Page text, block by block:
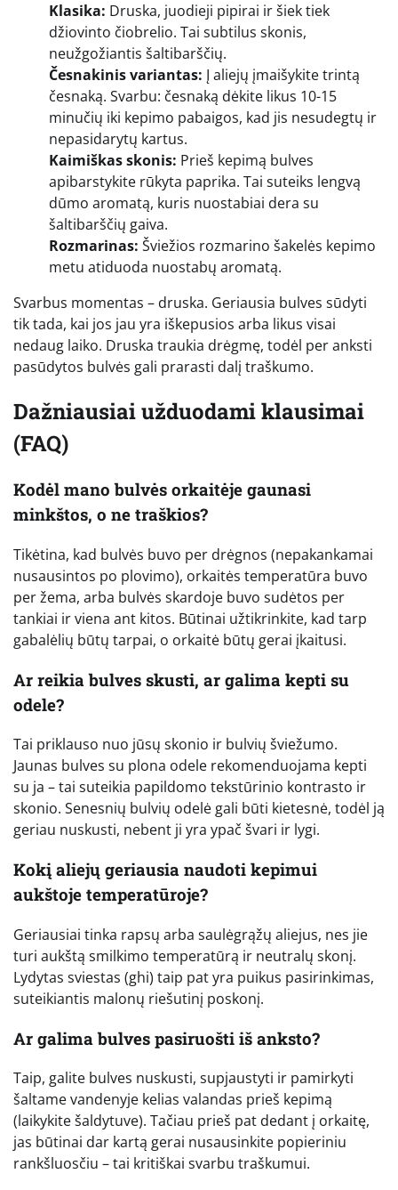
Klasika: Druska, juodieji pipirai ir šiek tiek
džiovinto čiobrelio. Tai subtilus skonis,
neužgožiantis šaltibarščių.
Česnakinis variantas: Į aliejų įmaišykite trintą
česnaką. Svarbu: česnaką dėkite likus 10-15
minučių iki kepimo pabaigos, kad jis nesudegtų ir
nepasidarytų kartus.
Kaimiškas skonis: Prieš kepimą bulves
apibarstykite rūkyta paprika. Tai suteiks lengvą
dūmo aromatą, kuris nuostabiai dera su
šaltibarščių gaiva.
Rozmarinas: Šviežios rozmarino šakelės kepimo
metu atiduoda nuostabų aromatą.
Svarbus momentas – druska. Geriausia bulves sūdyti
tik tada, kai jos jau yra iškepusios arba likus visai
nedaug laiko. Druska traukia drėgmę, todėl per anksti
pasūdytos bulvės gali prarasti dalį traškumo.
Dažniausiai užduodami klausimai
(FAQ)
Kodėl mano bulvės orkaitėje gaunasi
minkštos, o ne traškios?
Tikėtina, kad bulvės buvo per drėgnos (nepakankamai
nusausintos po plovimo), orkaitės temperatūra buvo
per žema, arba bulvės skardoje buvo sudėtos per
tankiai ir viena ant kitos. Būtinai užtikrinkite, kad tarp
gabalėlių būtų tarpai, o orkaitė būtų gerai įkaitusi.
Ar reikia bulves skusti, ar galima kepti su
odele?
Tai priklauso nuo jūsų skonio ir bulvių šviežumo.
Jaunas bulves su plona odele rekomenduojama kepti
su ja – tai suteikia papildomo tekstūrinio kontrasto ir
skonio. Senesnių bulvių odelė gali būti kietesnė, todėl ją
geriau nuskusti, nebent ji yra ypač švari ir lygi.
Kokį aliejų geriausia naudoti kepimui
aukštoje temperatūroje?
Geriausiai tinka rapsų arba saulėgrąžų aliejus, nes jie
turi aukštą smilkimo temperatūrą ir neutralų skonį.
Lydytas sviestas (ghi) taip pat yra puikus pasirinkimas,
suteikiantis malonų riešutinį poskonį.
Ar galima bulves pasiruošti iš anksto?
Taip, galite bulves nuskusti, supjaustyti ir pamirkyti
šaltame vandenyje kelias valandas prieš kepimą
(laikykite šaldytuve). Tačiau prieš pat dedant į orkaitę,
jas būtinai dar kartą gerai nusausinkite popieriniu
rankšluosčiu – tai kritiškai svarbu traškumui.